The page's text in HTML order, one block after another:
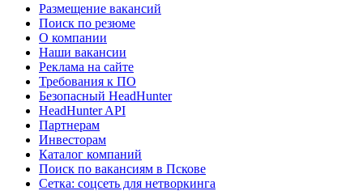
Размещение вакансий
Поиск по резюме
О компании
Наши вакансии
Реклама на сайте
Требования к ПО
Безопасный HeadHunter
HeadHunter API
Партнерам
Инвесторам
Каталог компаний
Поиск по вакансиям в Пскове
Сетка: соцсеть для нетворкинга